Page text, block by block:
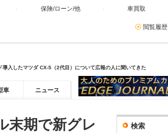
保険/ローン/他 車買取
閲覧履歴
入したマツダ CX-5（2代目）について広報の人に聞いてきた
車 ニュース
末期で新グレ
検索